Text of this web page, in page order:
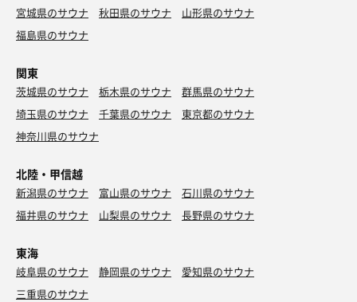
宮城県のサウナ
秋田県のサウナ
山形県のサウナ
福島県のサウナ
関東
茨城県のサウナ 栃木県のサウナ
群馬県のサウナ
埼玉県のサウナ
千葉県のサウナ
東京都のサウナ
神奈川県のサウナ
北陸・甲信越
新潟県のサウナ 富山県のサウナ
石川県のサウナ
福井県のサウナ
山梨県のサウナ 長野県のサウナ
東海
岐阜県のサウナ 静岡県のサウナ
愛知県のサウナ
三重県のサウナ